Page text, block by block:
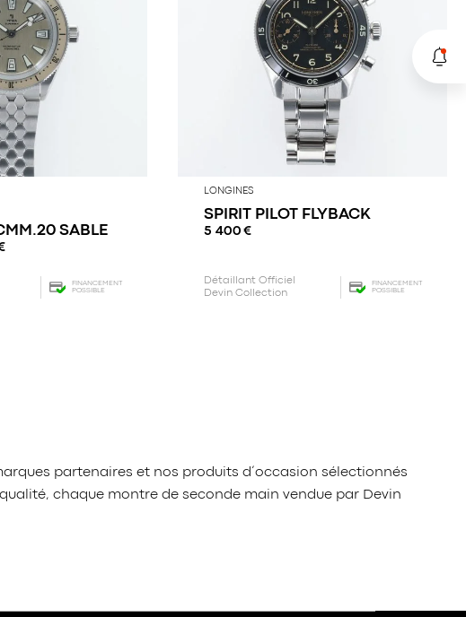
SABLE
FINANCEMENT
POSSIBLE
LONGINES
SPIRIT PILOT FLYBACK
5 400 €
Détaillant Officiel
Devin Collection
FINANCEMENT
POSSIBLE
partenaires et nos produits d’occasion sélectionnés
chaque montre de seconde main vendue par Devin